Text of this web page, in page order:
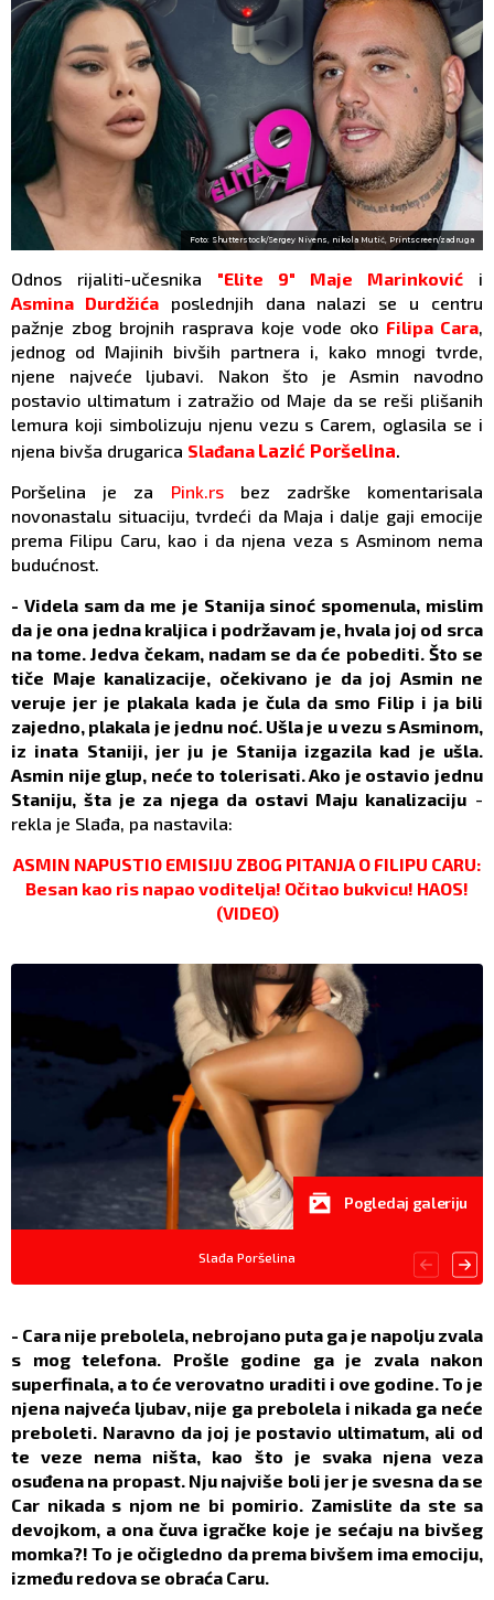
Foto: Shutterstock/Sergey Nivens, nikola Mutić, Printscreen/zadruga
Odnos rijaliti-učesnika "Elite 9" Maje Marinković i
Asmina Durdžićaposlednjih dana nalazi se u centru
pažnje zbog brojnih rasprava koje vode oko Filipa Cara,
jednog od Majinih bivših partnera i, kako mnogi tvrde,
njene najveće ljubavi. Nakon što je Asmin navodno
postavio ultimatum i zatražio od Maje da se reši plišanih
lemura koji simbolizuju njenu vezu s Carem, oglasila se i
njena bivša drugarica Slađana Lazić Poršelina.
Poršelina je za Pink.rsbez zadrške komentarisala
novonastalu situaciju, tvrdeći da Maja i dalje gaji emocije
prema Filipu Caru, kao i da njena veza s Asminom nema
budućnost.
- Videla sam da me je Stanija sinoć spomenula, mislim
da je ona jedna kraljica i podržavam je, hvala joj od srca
na tome. Jedva čekam, nadam se da će pobediti. Što se
tiče Maje kanalizacije, očekivano je da joj Asmin ne
veruje jer je plakala kada je čula da smo Filip i ja bili
zajedno, plakala je jednu noć. Ušla je u vezu s Asminom,
iz inata Staniji, jer ju je Stanija izgazila kad je ušla.
Asmin nije glup, neće to tolerisati. Ako je ostavio jednu
Staniju, šta je za njega da ostavi Maju kanalizaciju -
rekla je Slađa, pa nastavila:
ASMIN NAPUSTIO EMISIJU ZBOG PITANJA O FILIPU CARU:
Besan kao ris napao voditelja! Očitao bukvicu! HAOS!
(VIDEO)
Slađa Poršelina
Pogledaj galeriju
- Cara nije prebolela, nebrojano puta ga je napolju zvala
s mog telefona. Prošle godine ga je zvala nakon
superfinala, a to će verovatno uraditi i ove godine. To je
njena najveća ljubav, nije ga prebolela i nikada ga neće
preboleti. Naravno da joj je postavio ultimatum, ali od
te veze nema ništa, kao što je svaka njena veza
osuđena na propast. Nju najviše boli jer je svesna da se
Car nikada s njom ne bi pomirio. Zamislite da ste sa
devojkom, a ona čuva igračke koje je sećaju na bivšeg
momka?! To je očigledno da prema bivšem ima emociju,
između redova se obraća Caru.